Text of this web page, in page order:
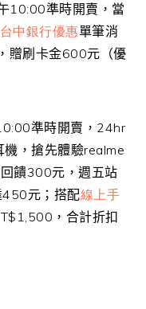
10:00準時開賣，當
台中銀行優惠單筆消
贈刷卡金600元（優
準時開賣， 24hr
機，搶先體驗realme
回饋300元，週五站
450元；搭配線上手
，合計折扣